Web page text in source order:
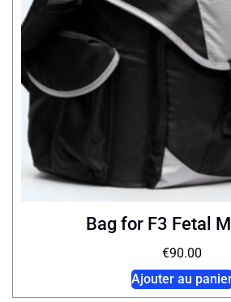
Bag for F3 Fetal
€90.00
Ajouter au